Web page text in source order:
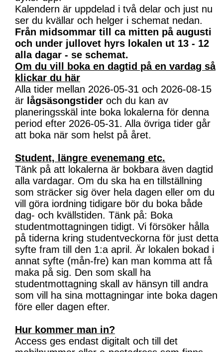
Kalendern är uppdelad i två delar och just nu
ser du kvällar och helger i schemat nedan.
Från midsommar till ca mitten på augusti
och under jullovet hyrs lokalen ut 13 - 12
alla dagar - se schemat.
Om du vill boka en dagtid på en vardag så
klickar du här
Alla tider mellan 2026-05-31 och 2026-08-15
är lågsäsongstider och du kan av
planeringsskäl inte boka lokalerna för denna
period efter 2026-05-31. Alla övriga tider går
att boka när som helst på året.
Student, längre evenemang etc.
Tänk på att lokalerna är bokbara även dagtid
alla vardagar. Om du ska ha en tillställning
som sträcker sig över hela dagen eller om du
vill göra iordning tidigare bör du boka både
dag- och kvällstiden. Tänk på: Boka
studentmottagningen tidigt. Vi försöker hålla
på tiderna kring studentveckorna för just detta
syfte fram till den 1:a april. Är lokalen bokad i
annat syfte (mån-fre) kan man komma att få
maka på sig. Den som skall ha
studentmottagning skall av hänsyn till andra
som vill ha sina mottagningar inte boka dagen
före eller dagen efter.
Hur kommer man in?
Access ges endast digitalt och till det